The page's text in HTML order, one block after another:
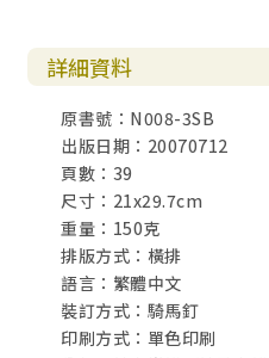
詳細資料
原書號：N008-3SB
出版日期：20070712
頁數：39
尺寸：21x29.7cm
重量：150克
排版方式：橫排
語言：繁體中文
裝訂方式：騎馬釘
印刷方式：單色印刷